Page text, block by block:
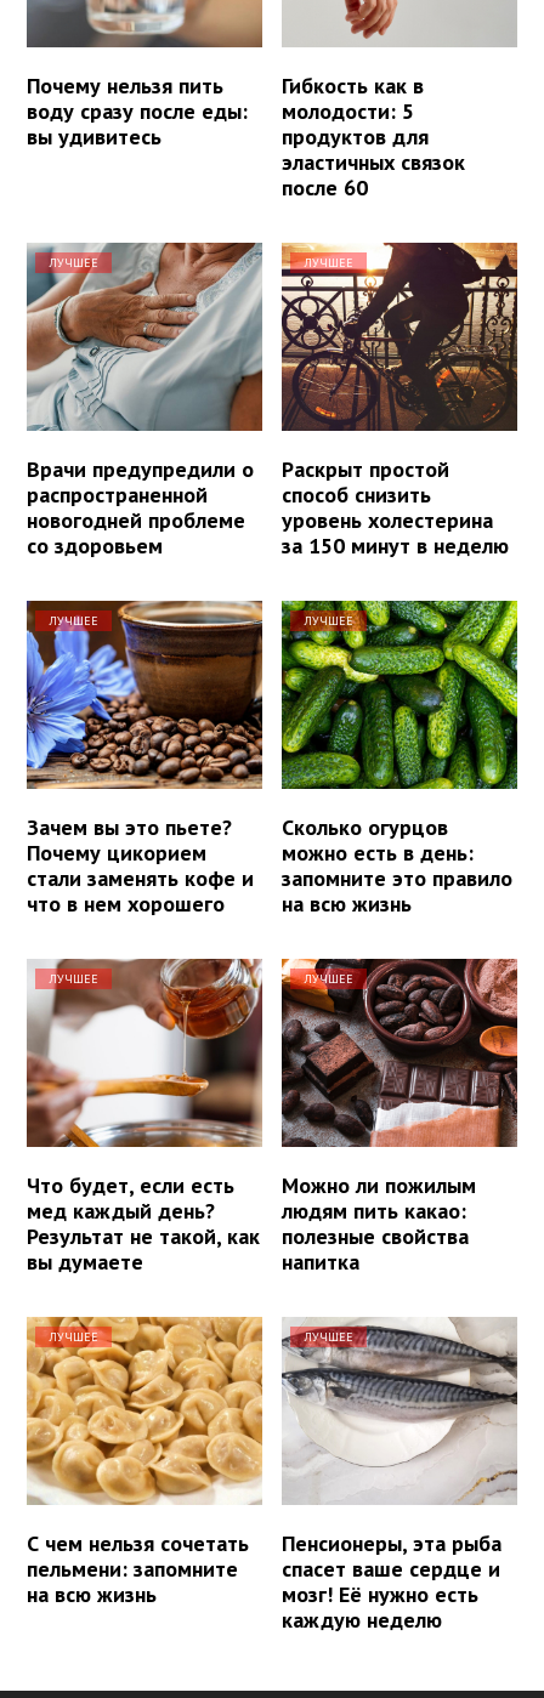
Почему нельзя пить
воду сразу после еды:
вы удивитесь
Гибкость как в
молодости: 5
продуктов для
эластичных связок
после 60
ЛУЧШЕЕ
Врачи предупредили о
распространенной
новогодней проблеме
со здоровьем
ЛУЧШЕЕ
Раскрыт простой
способ снизить
уровень холестерина
за 150 минут в неделю
ЛУЧШЕЕ
Зачем вы это пьете?
Почему цикорием
стали заменять кофе и
что в нем хорошего
ЛУЧШЕЕ
Сколько огурцов
можно есть в день:
запомните это правило
на всю жизнь
ЛУЧШЕЕ
Что будет, если есть
мед каждый день?
Результат не такой, как
вы думаете
ЛУЧШЕЕ
Можно ли пожилым
людям пить какао:
полезные свойства
напитка
ЛУЧШЕЕ
С чем нельзя сочетать
пельмени: запомните
на всю жизнь
ЛУЧШЕЕ
Пенсионеры, эта рыба
спасет ваше сердце и
мозг! Её нужно есть
каждую неделю